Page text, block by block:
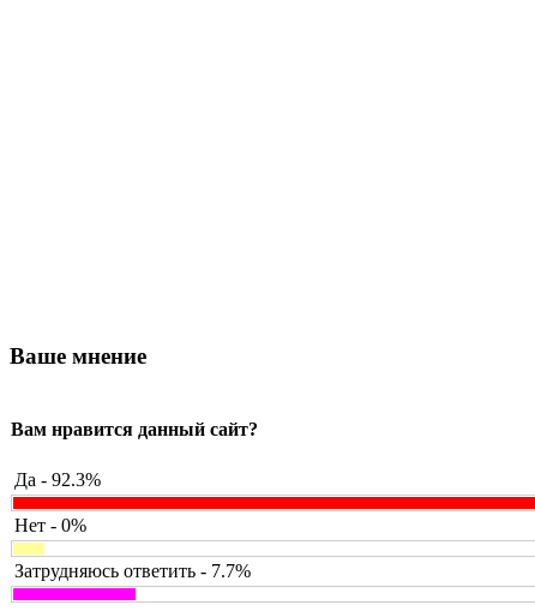
Ваше мнение
Вам нравится данный сайт?
Да - 92.3%
Нет - 0%
Затрудняюсь ответить - 7.7%